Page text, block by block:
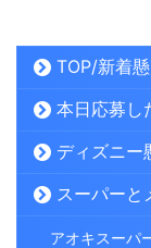
TOP/新着
本日応募し
ディズニー
スーパーと
アオキスーパ